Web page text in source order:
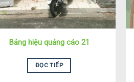
Bảng hiệu quảng cáo 21
ĐỌC TIẾP